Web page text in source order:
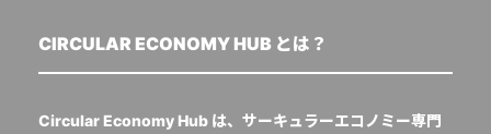
CIRCULAR ECONOMY HUB とは？
Circular Economy Hub は、サーキュラーエコノミー専門